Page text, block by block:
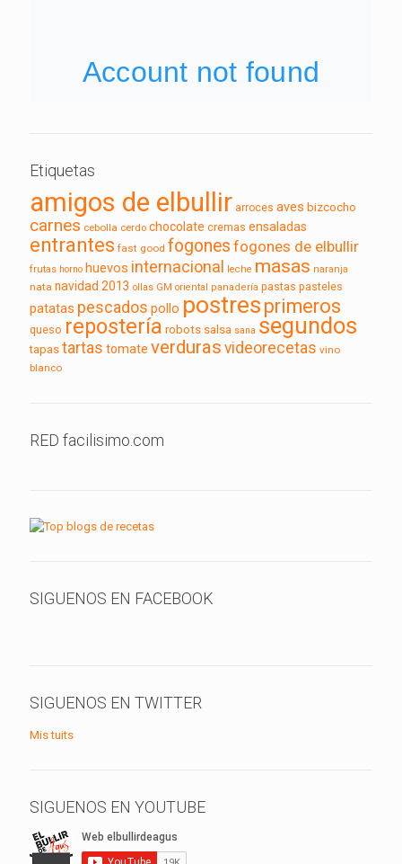
Etiquetas
amigos de elbullir arroces aves bizcocho
carnes cebolla cerdo chocolate cremas ensaladas
entrantes fast good fogones fogones de elbullir
frutas horno huevos internacional leche masas naranja
nata navidad 2013 ollas GM oriental panadería pastas pasteles
patatas pescados pollo postres primeros
queso repostería robots salsa sana segundos
tapas tartas tomate verduras videorecetas vino
blanco
RED facilisimo.com
SIGUENOS EN FACEBOOK
SIGUENOS EN TWITTER
Mis tuits
SIGUENOS EN YOUTUBE